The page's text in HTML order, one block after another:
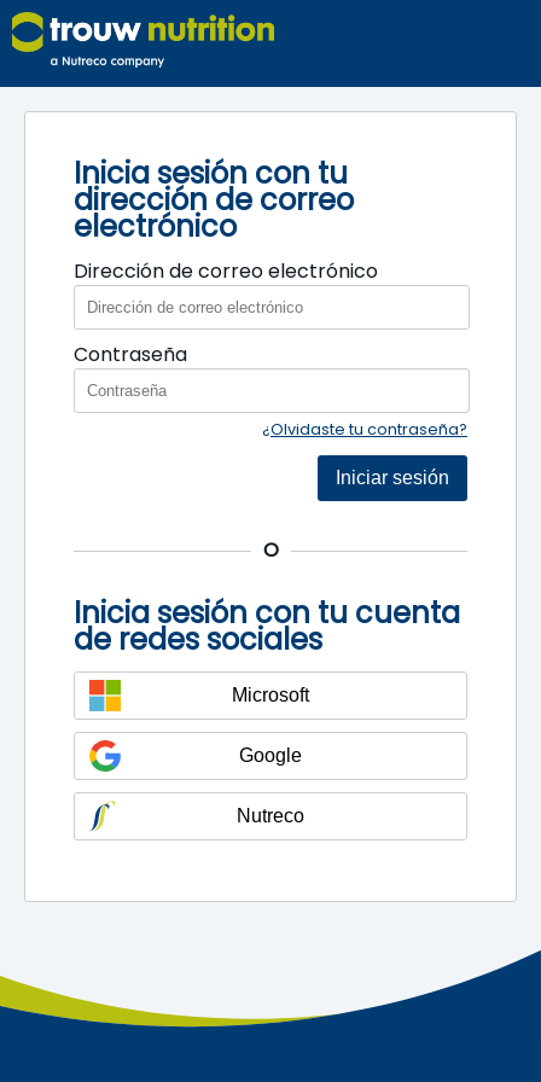
Inicia sesión con tu cuenta
de redes sociales
Microsoft
Google
Nutreco
O
Inicia sesión con tu
dirección de correo
electrónico
Dirección de correo electrónico
Contraseña
¿Olvidaste tu contraseña?
Iniciar sesión